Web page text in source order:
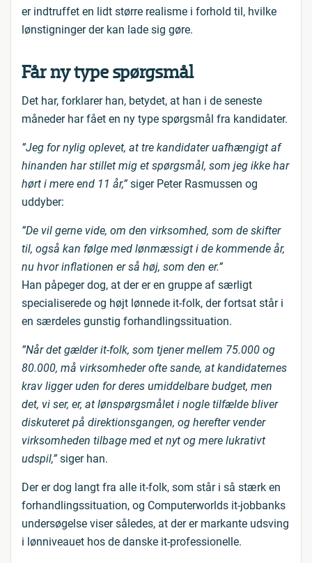
er indtruffet en lidt større realisme i forhold til, hvilke
lønstigninger der kan lade sig gøre.
Får ny type spørgsmål
Det har, forklarer han, betydet, at han i de seneste
måneder har fået en ny type spørgsmål fra kandidater.
”Jeg for nylig oplevet, at tre kandidater uafhængigt af
hinanden har stillet mig et spørgsmål, som jeg ikke har
hørt i mere end 11 år,” siger Peter Rasmussen og
uddyber:
”De vil gerne vide, om den virksomhed, som de skifter
til, også kan følge med lønmæssigt i de kommende år,
nu hvor inflationen er så høj, som den er.”
Han påpeger dog, at der er en gruppe af særligt
specialiserede og højt lønnede it-folk, der fortsat står i
en særdeles gunstig forhandlingssituation.
”Når det gælder it-folk, som tjener mellem 75.000 og
80.000, må virksomheder ofte sande, at kandidaternes
krav ligger uden for deres umiddelbare budget, men
det, vi ser, er, at lønspørgsmålet i nogle tilfælde bliver
diskuteret på direktionsgangen, og herefter vender
virksomheden tilbage med et nyt og mere lukrativt
udspil,” siger han.
Der er dog langt fra alle it-folk, som står i så stærk en
forhandlingssituation, og Computerworlds it-jobbanks
undersøgelse viser således, at der er markante udsving
i lønniveauet hos de danske it-professionelle.